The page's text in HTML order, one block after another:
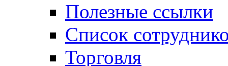
Полезные ссылки
Список
Торговля